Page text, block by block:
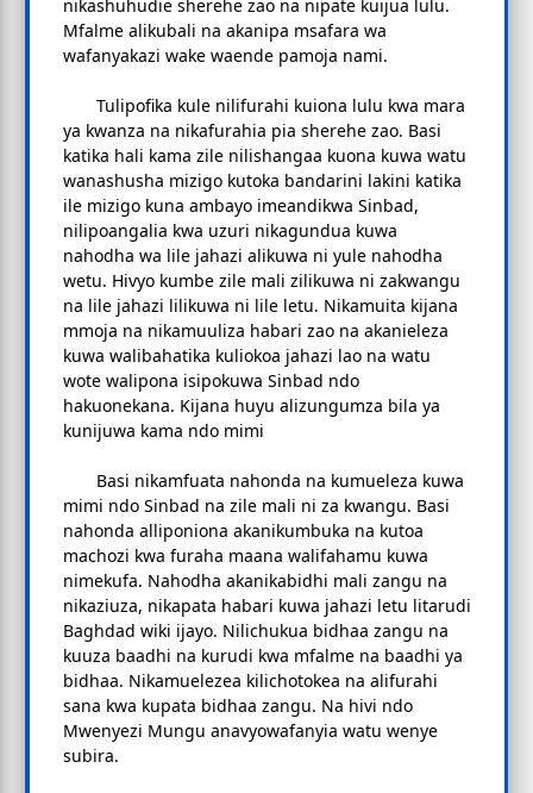
nikashuhudie sherehe zao na nipate kuijua lulu.
Mfalme alikubali na akanipa msafara wa
wafanyakazi wake waende pamoja nami.
Tulipofika kule nilifurahi kuiona lulu kwa mara
ya kwanza na nikafurahia pia sherehe zao. Basi
katika hali kama zile nilishangaa kuona kuwa watu
wanashusha mizigo kutoka bandarini lakini katika
ile mizigo kuna ambayo imeandikwa Sinbad,
nilipoangalia kwa uzuri nikagundua kuwa
nahodha wa lile jahazi alikuwa ni yule nahodha
wetu. Hivyo kumbe zile mali zilikuwa ni zakwangu
na lile jahazi lilikuwa ni lile letu. Nikamuita kijana
mmoja na nikamuuliza habari zao na akanieleza
kuwa walibahatika kuliokoa jahazi lao na watu
wote walipona isipokuwa Sinbad ndo
hakuonekana. Kijana huyu alizungumza bila ya
kunijuwa kama ndo mimi
Basi nikamfuata nahonda na kumueleza kuwa
mimi ndo Sinbad na zile mali ni za kwangu. Basi
nahonda alliponiona akanikumbuka na kutoa
machozi kwa furaha maana walifahamu kuwa
nimekufa. Nahodha akanikabidhi mali zangu na
nikaziuza, nikapata habari kuwa jahazi letu litarudi
Baghdad wiki ijayo. Nilichukua bidhaa zangu na
kuuza baadhi na kurudi kwa mfalme na baadhi ya
bidhaa. Nikamuelezea kilichotokea na alifurahi
sana kwa kupata bidhaa zangu. Na hivi ndo
Mwenyezi Mungu anavyowafanyia watu wenye
subira.